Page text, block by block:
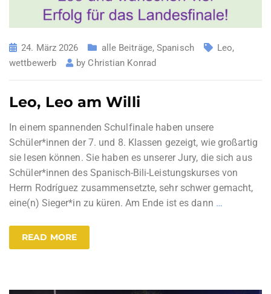
24. März 2026 alle Beiträge,Spanisch Leo,
wettbewerb
by Christian Konrad
Leo, Leo am Willi
In einem spannenden Schulfinale haben unsere
Schüler*innen der 7. und 8. Klassen gezeigt, wie großartig
sie lesen können. Sie haben es unserer Jury, die sich aus
Schüler*innen des Spanisch-Bili-Leistungskurses von
Herrn Rodríguez zusammensetzte, sehr schwer gemacht,
eine(n) Sieger*in zu küren. Am Ende ist es dann …
READ MORE